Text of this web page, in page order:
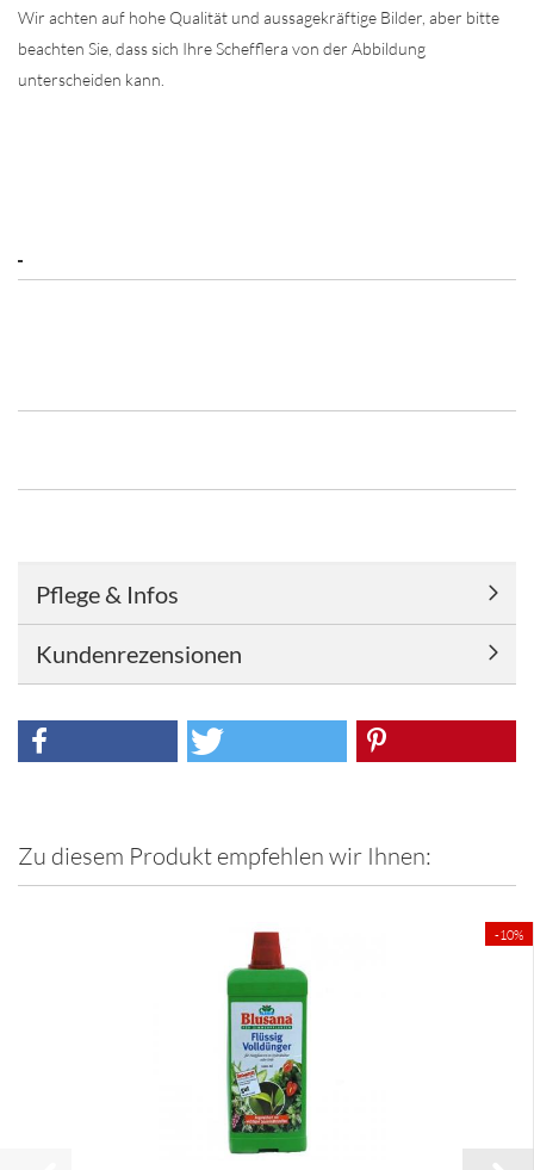
Wir achten auf hohe Qualität und aussagekräftige Bilder, aber bitte
beachten Sie, dass sich Ihre Schefflera von der Abbildung
unterscheiden kann.
Pflege & Infos
Kundenrezensionen
Zu diesem Produkt empfehlen wir Ihnen:
-10%